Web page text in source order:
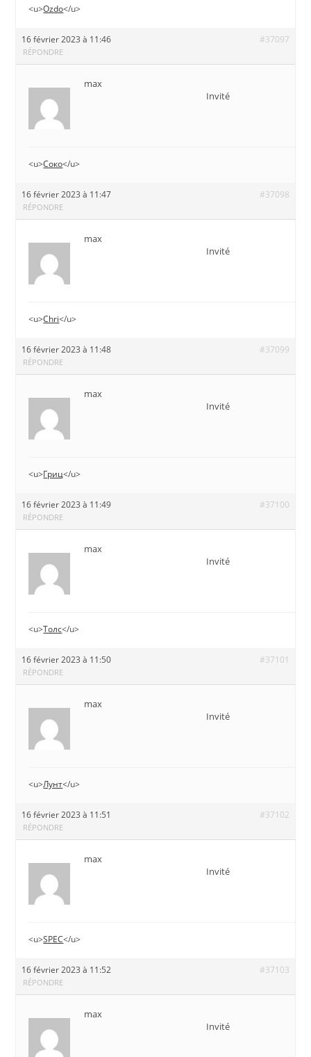
<u>Ozdo</u>
16 février 2023 à 11:46 #37097
RÉPONDRE
max
Invité
<u>Соко</u>
16 février 2023 à 11:47 #37098
RÉPONDRE
max
Invité
<u>Chri</u>
16 février 2023 à 11:48 #37099
RÉPONDRE
max
Invité
<u>Гриц</u>
16 février 2023 à 11:49 #37100
RÉPONDRE
max
Invité
<u>Толс</u>
16 février 2023 à 11:50 #37101
RÉPONDRE
max
Invité
<u>Лунт</u>
16 février 2023 à 11:51 #37102
RÉPONDRE
max
Invité
<u>SPEC</u>
16 février 2023 à 11:52 #37103
RÉPONDRE
max
Invité